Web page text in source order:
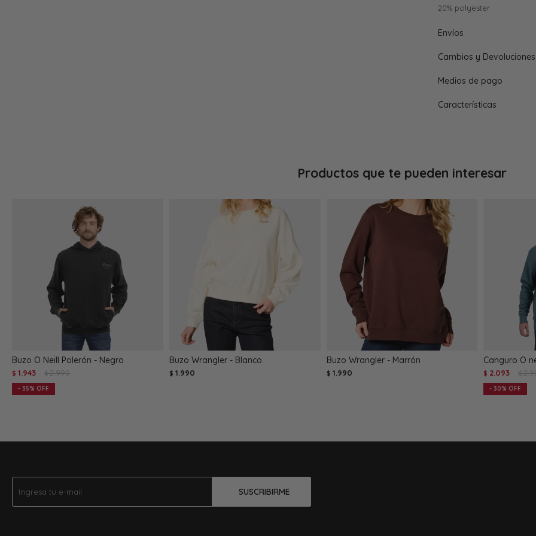
20% polyester
Envíos
Cambios y Devoluciones
Medios de pago
Características
Productos que te pueden interesar
Buzo O Neill Polerón - Negro
$ 1.943 $ 2.990
35
Buzo Wrangler - Blanco
$ 1.990
Buzo Wrangler - Marrón
$ 1.990
Canguro O
$ 2.093 $
30
SUSCRIBIRME